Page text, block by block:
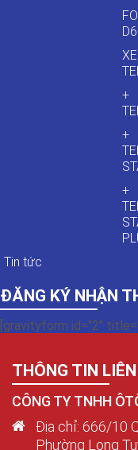
+
+
+
Tin tức
ĐĂNG KÝ NHẬN
[gravityform id="2"
THÔNG TIN
CÔNG TY TNHH
Địa chỉ: 666/10
Phường Long